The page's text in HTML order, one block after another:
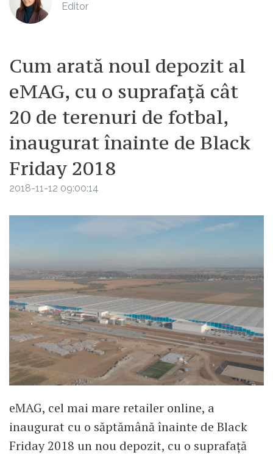
Editor
Cum arată noul depozit al
eMAG, cu o suprafață cât
20 de terenuri de fotbal,
inaugurat înainte de Black
Friday 2018
2018-11-12 09:00:14
eMAG, cel mai mare retailer online, a
inaugurat cu o săptămână înainte de Black
Friday 2018 un nou depozit, cu o suprafață